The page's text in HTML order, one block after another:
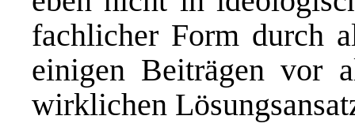
fachlicher Form durch
einigen Beiträgen vor
wirklichen